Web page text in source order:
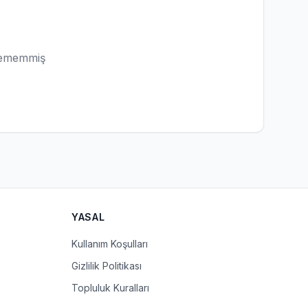
YASAL
Kullanım Koşulları
Gizlilik Politikası
Topluluk Kuralları